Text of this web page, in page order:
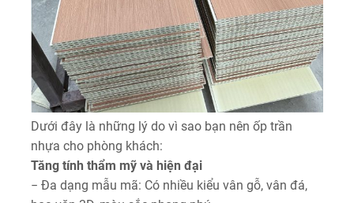
Dưới đây là những lý do vì sao bạn nên ốp trần
nhựa cho phòng khách:
Tăng tính thẩm mỹ và hiện đại
− Đa dạng mẫu mã: Có nhiều kiểu vân gỗ, vân đá,